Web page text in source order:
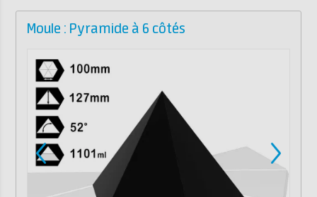
Moule : Pyramide à 6 côtés